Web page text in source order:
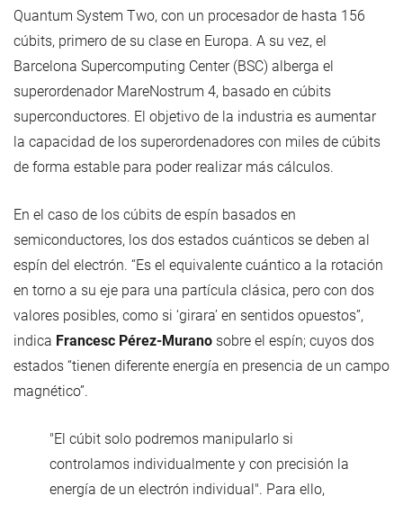
Quantum System Two, con un procesador de hasta 156
cúbits, primero de su clase en Europa. A su vez, el
Barcelona Supercomputing Center (BSC) alberga el
superordenador MareNostrum 4, basado en cúbits
superconductores. El objetivo de la industria es aumentar
la capacidad de los superordenadores con miles de cúbits
de forma estable para poder realizar más cálculos.
En el caso de los cúbits de espín basados en
semiconductores, los dos estados cuánticos se deben al
espín del electrón. “Es el equivalente cuántico a la rotación
en torno a su eje para una partícula clásica, pero con dos
valores posibles, como si ‘girara’ en sentidos opuestos”,
indica Francesc Pérez-Murano sobre el espín; cuyos dos
estados “tienen diferente energía en presencia de un campo
magnético”.
"El cúbit solo podremos manipularlo si
controlamos individualmente y con precisión la
energía de un electrón individual". Para ello,